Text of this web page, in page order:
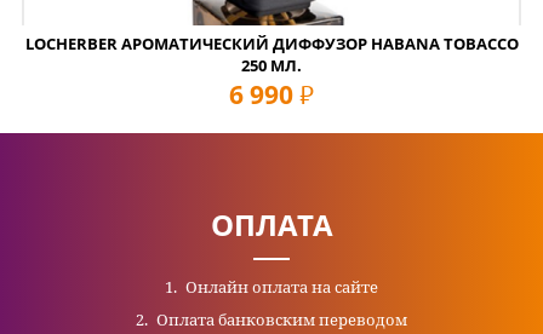
LOCHERBER АРОМАТИЧЕСКИЙ ДИФФУЗОР HABANA TOBACCO
250 МЛ.
6 990 руб
ОПЛАТА
Онлайн оплата на сайте
Оплата банковским переводом